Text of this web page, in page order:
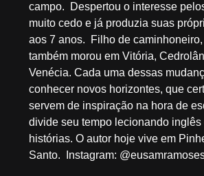
campo. Despertou o interesse
muito cedo e já produzia suas
aos 7 anos. Filho de caminhoneiro,
também morou em Vitória,
Venécia. Cada uma dessas
conhecer novos horizontes, que
servem de inspiração na hora de
divide seu tempo lecionando
histórias. O autor hoje vive em
Santo. Instagram: